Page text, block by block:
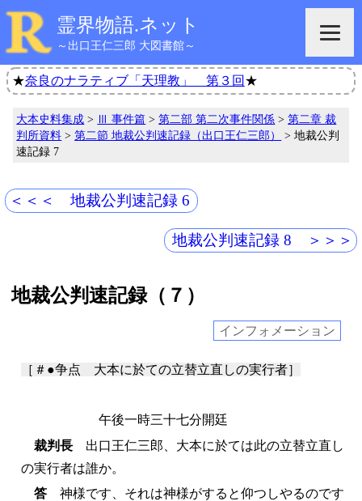
霊界物語.ネット
～出口王仁三郎 大図書館～
★奈良のナラティブ「天理教」 第３回 ★
大本史料集成 > Ⅲ 事件篇 >第二部 第二次事件関係 >第二章 裁
判所資料 >第二節 地裁公判速記録（出口王仁三郎）
> 地裁公判
速記録 7
＜＜＜ 地裁公判速記録 6
地裁公判速記録 8 ＞＞＞
地裁公判速記録（７）
インフォメーション
［＃●争点 大本に於ての立替立直しの実行者］
午後一時三十七分開廷
裁判長出口王仁三郎、大本に於ては此の立替立直し
の実行者は誰か。
答神様です、それは神様がすると仰つしやるのです